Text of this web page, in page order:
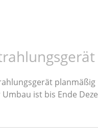
ist bis Ende